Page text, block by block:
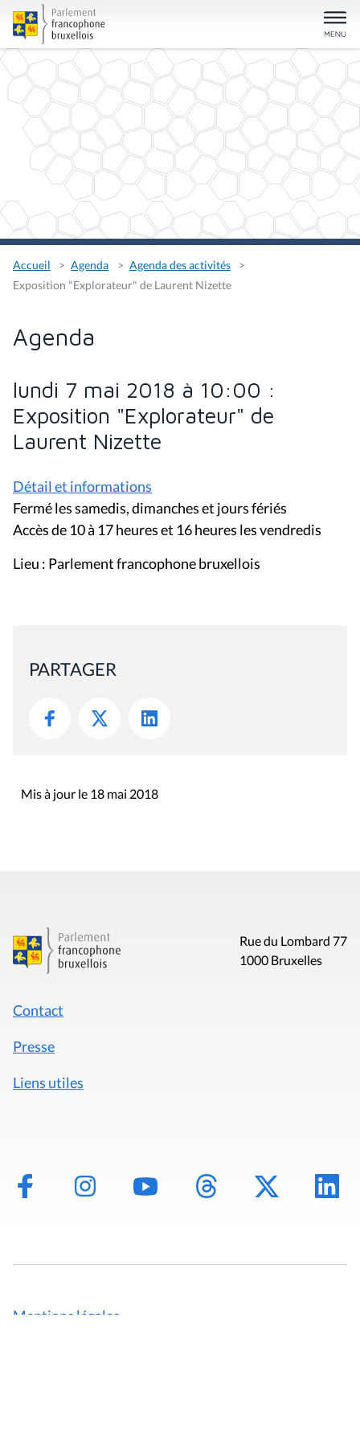
Accueil Agenda
Agenda des activités
Exposition "Explorateur" de Laurent Nizette
Agenda
lundi 7 mai 2018 à 10:00 :
Exposition "Explorateur" de
Laurent Nizette
Détail et informations
Fermé les samedis, dimanches et jours fériés
Accès de 10 à 17 heures et 16 heures les vendredis
Lieu : Parlement francophone bruxellois
PARTAGER
Mis à jour le 18 mai 2018
Rue du Lombard 77
1000 Bruxelles
Contact
Presse
Liens utiles
Mentions légales